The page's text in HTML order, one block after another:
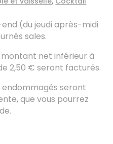
(du jeudi après-midi
sales.
net inférieur à
2,50 € seront facturés.
seront
que vous pourrez